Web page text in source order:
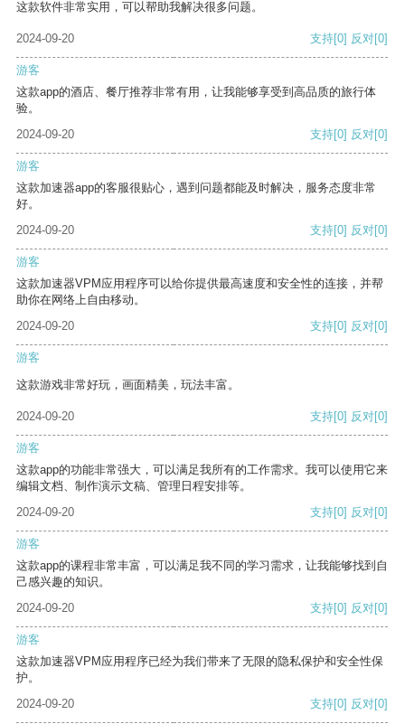
这款软件非常实用，可以帮助我解决很多问题。
2024-09-20 支持[0] 反对[0]
游客
这款app的酒店、餐厅推荐非常有用，让我能够享受到高品质的旅行体
验。
2024-09-20
支持[0] 反对[0]
游客
这款加速器app的客服很贴心，遇到问题都能及时解决，服务态度非常
好。
2024-09-20
支持[0] 反对[0]
游客
这款加速器VPM应用程序可以给你提供最高速度和安全性的连接，并帮
助你在网络上自由移动。
2024-09-20
支持[0] 反对[0]
游客
这款游戏非常好玩，画面精美，玩法丰富。
2024-09-20 支持[0] 反对[0]
游客
这款app的功能非常强大，可以满足我所有的工作需求。我可以使用它来
编辑文档、制作演示文稿、管理日程安排等。
2024-09-20
支持[0] 反对[0]
游客
这款app的课程非常丰富，可以满足我不同的学习需求，让我能够找到自
己感兴趣的知识。
2024-09-20
支持[0] 反对[0]
游客
这款加速器VPM应用程序已经为我们带来了无限的隐私保护和安全性保
护。
2024-09-20
支持[0] 反对[0]